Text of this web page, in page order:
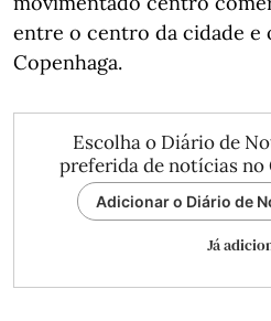
entre o centro da cidade e
Copenhaga.
Escolha o Diário de
preferida de notícias no
Adicionar o Diário de
Já